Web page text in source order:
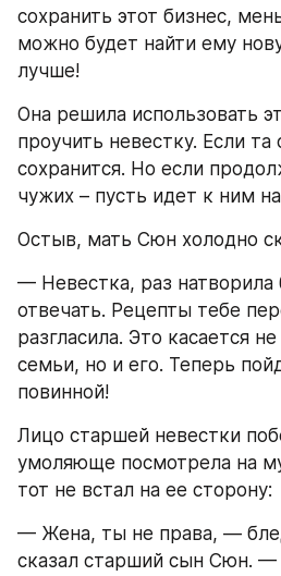
сохранить этот бизнес,
можно будет найти ему
лучше!
Она решила использовать
проучить невестку. Если
сохранится. Но если
чужих – пусть идет к ним
Остыв, мать Сюн холодно
— Невестка, раз натворила
отвечать. Рецепты тебе
разгласила. Это касается
семьи, но и его. Теперь
повинной!
Лицо старшей невестки
умоляюще посмотрела на
тот не встал на ее сторону:
— Жена, ты не права, —
сказал старший сын Сюн. —